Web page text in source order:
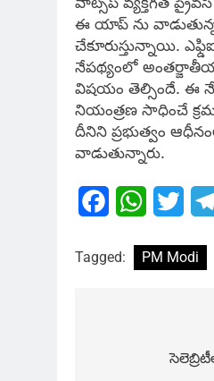
ఈ యాప్ ను
చేకూరుస్తున్నాయి.
నేపథ్యంలో
విషయం తెల్సిందే. ఈ
నియంత్రణ సాధించే
దీనిని ప్రభుత్వం
వాడుతున్నారు.
Facebook
Tagged: PM Modi
navigation